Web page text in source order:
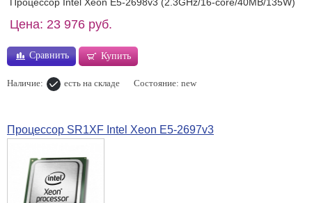
Цена: 23 976 руб.
Сравнить Купить
Наличие: есть на складе Состояние: new
Процессор SR1XF Intel Xeon E5-2697v3